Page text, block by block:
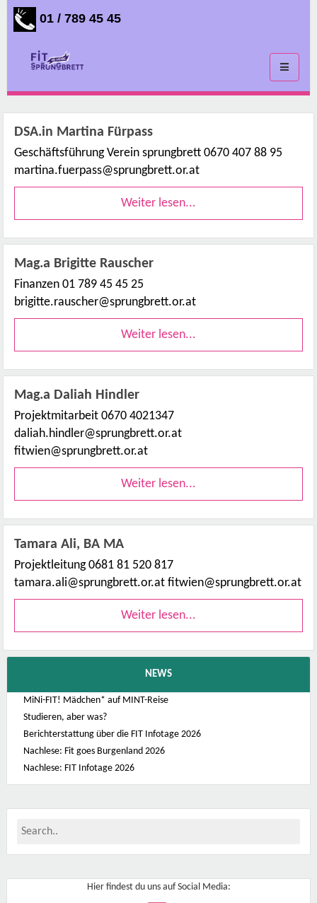
01 / 789 45 45
Toggle
DSA.in Martina Fürpass
Geschäftsführung Verein sprungbrett 0670 407 88 95
martina.fuerpass@sprungbrett.or.at
Weiter lesen...
Mag.a Brigitte Rauscher
Finanzen 01 789 45 45 25
brigitte.rauscher@sprungbrett.or.at
Weiter lesen...
Mag.a Daliah Hindler
Projektmitarbeit 0670 4021347
daliah.hindler@sprungbrett.or.at
fitwien@sprungbrett.or.at
Weiter lesen...
Tamara Ali, BA MA
Projektleitung 0681 81 520 817
tamara.ali@sprungbrett.or.at fitwien@sprungbrett.or.at
Weiter lesen...
NEWS
MiNi-FIT! Mädchen* auf MINT-Reise
Studieren, aber was?
Berichterstattung über die FIT Infotage 2026
Nachlese: Fit goes Burgenland 2026
Nachlese: FIT Infotage 2026
Hier findest du uns auf Social Media: